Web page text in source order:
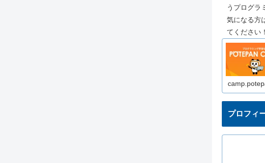
うプログラ
気になる方
てください
プロフィ